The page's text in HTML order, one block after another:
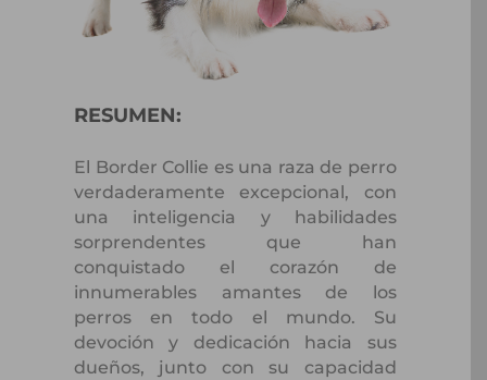
RESUMEN:
El Border Collie es una raza de perro
verdaderamente excepcional, con
una inteligencia y habilidades
sorprendentes que han
conquistado el corazón de
innumerables amantes de los
perros en todo el mundo. Su
devoción y dedicación hacia sus
dueños, junto con su capacidad